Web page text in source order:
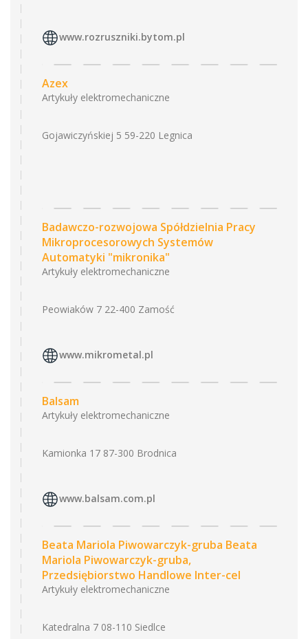
www.rozruszniki.bytom.pl
Azex
Artykuły elektromechaniczne
Gojawiczyńskiej 5 59-220 Legnica
Badawczo-rozwojowa Spółdzielnia Pracy
Mikroprocesorowych Systemów
Automatyki "mikronika"
Artykuły elektromechaniczne
Peowiaków 7 22-400 Zamość
www.mikrometal.pl
Balsam
Artykuły elektromechaniczne
Kamionka 17 87-300 Brodnica
www.balsam.com.pl
Beata Mariola Piwowarczyk-gruba Beata
Mariola Piwowarczyk-gruba,
Przedsiębiorstwo Handlowe Inter-cel
Artykuły elektromechaniczne
Katedralna 7 08-110 Siedlce